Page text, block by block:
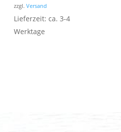
zzgl.Versand
Lieferzeit: ca. 3-4
Werktage